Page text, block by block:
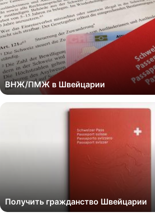
ВНЖ/ПМЖ в Швейцарии
Получить гражданство Швейцарии